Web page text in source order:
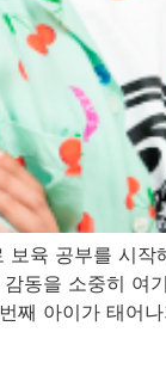
육 공부를 시
동을 소중히
아이가 태어